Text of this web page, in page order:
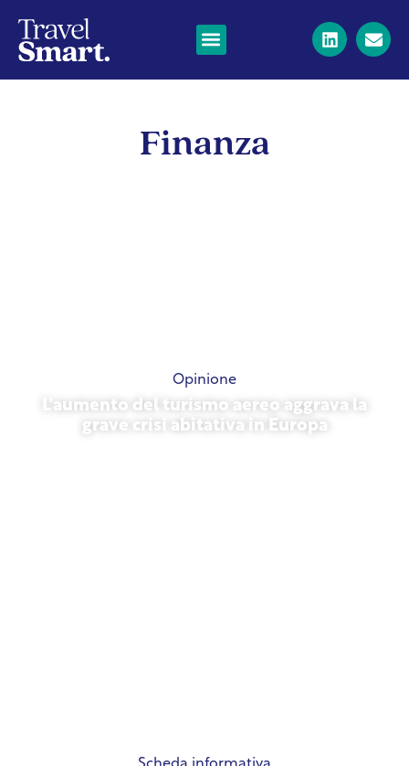
Finanza
Opinione
L'aumento del turismo aereo aggrava la
grave crisi abitativa in Europa